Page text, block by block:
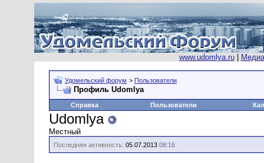
www.udomlya.ru|
Удомельский форум > Пользователи
Профиль Udomlya
Справка Пользователи
Udomlya
Местный
Последняя активность: 05.07.2013 08:16